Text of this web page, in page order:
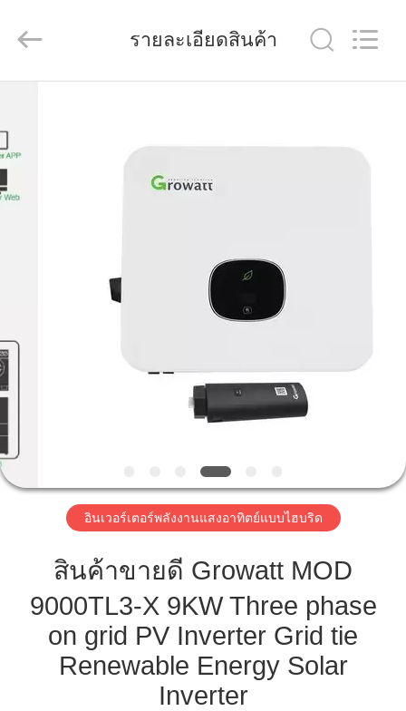
ผลิตภัณฑ์
กับ
เรา
ทัวร์
โรงงาน
ควบคุม
คุณภาพ
FUZHOU
THINMAX
SOLAR
รายละเอียดสินค้า
อินเวอร์เตอร์พลังงานแสงอาทิตย์แบบไฮบริด
สินค้าขายดี Growatt MOD
9000TL3-X 9KW Three phase
on grid PV Inverter Grid tie
Renewable Energy Solar
Inverter